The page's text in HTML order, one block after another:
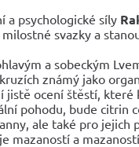
a psychologické síly
svazky a
a sobeckým
známý jako
ocení štěstí, které
pohodu, bude citrin
ale také pro jejich
mazaností a